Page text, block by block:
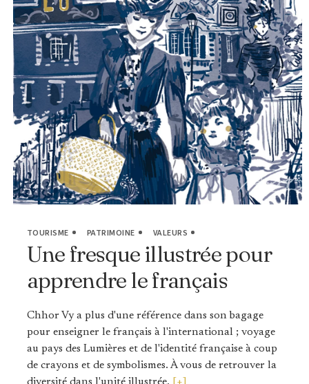
TOURISME PATRIMOINE VALEURS
Une fresque illustrée pour
apprendre le français
Chhor Vy a plus d'une référence dans son bagage
pour enseigner le français à l'international ; voyage
au pays des Lumières et de l'identité française à coup
de crayons et de symbolismes. À vous de retrouver la